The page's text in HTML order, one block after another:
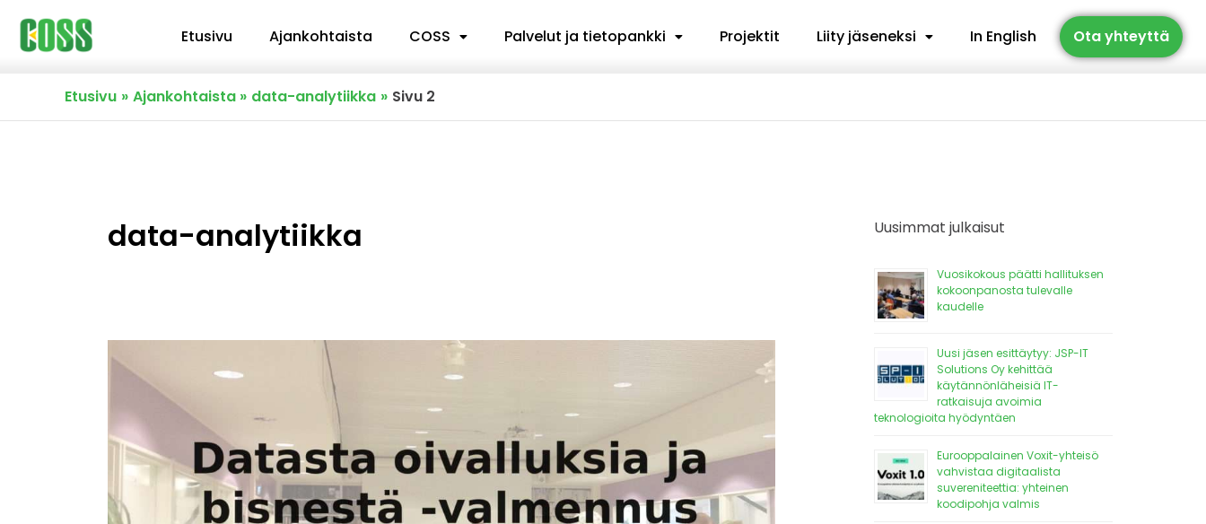
Siirry
sisältöön
Etusivu Ajankohtaista COSS Palvelut ja tietopankki Projektit Liity jäseneksi In English Ota yhteyttä
Etusivu Ajankohtaista data-analytiikka Sivu 2
data-analytiikka
Seuraava
DOB-
valmennuskurssi
alkaa
15.2.
Tikkurilassa
Uusimmat julkaisut
Vuosikokous päätti hallituksen
kokoonpanosta tulevalle
kaudelle
Uusi jäsen esittäytyy: JSP-IT
Solutions Oy kehittää
käytännönläheisiä IT-
ratkaisuja avoimia
teknologioita hyödyntäen
Eurooppalainen Voxit-yhteisö
vahvistaa digitaalista
suvereniteettia: yhteinen
koodipohja valmis